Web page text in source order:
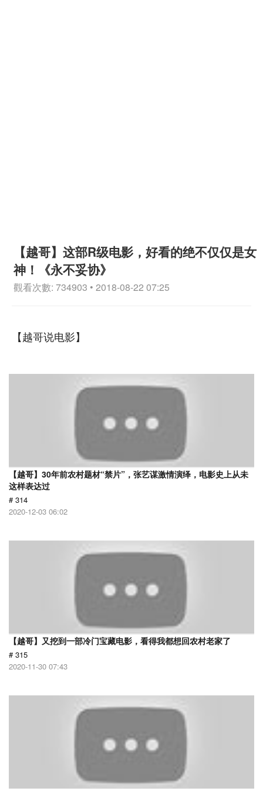
【越哥】这部R级电影，好看的绝不仅仅是女
神！《永不妥协》
觀看次數: 734903 • 2018-08-22 07:25
【越哥说电影】
【越哥】30年前农村题材“禁片”，张艺谋激情演绎，电影史上从未
这样表达过
# 314
2020-12-03 06:02
【越哥】又挖到一部冷门宝藏电影，看得我都想回农村老家了
# 315
2020-11-30 07:43